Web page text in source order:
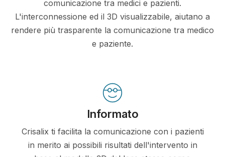
comunicazione tra medici e pazienti.
L'interconnessione ed il 3D visualizzabile, aiutano a
rendere più trasparente la comunicazione tra medico
e paziente.
Informato
Crisalix ti facilita la comunicazione con i pazienti
in merito ai possibili risultati dell'intervento in